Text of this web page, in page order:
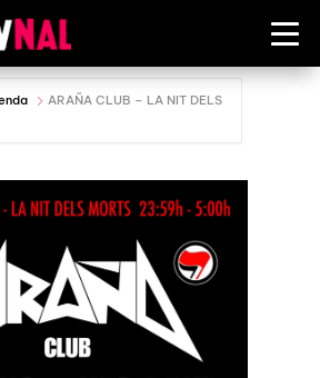
ARAÑA CLUB – LA NIT DELS